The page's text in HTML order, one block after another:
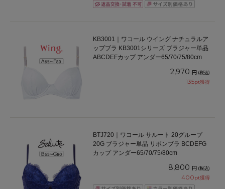
KB3001｜ワコール ウイング ナチュラルア
ップブラ KB3001シリーズ ブラジャー単品
ABCDEFカップ アンダー65/70/75/80cm
2,970 円 (税込)
135pt獲得
BTJ720｜ワコール サルート 20グループ
20G ブラジャー単品 リボンブラ BCDEFG
カップ アンダー65/70/75/80cm
8,800 円 (税込)
400pt獲得